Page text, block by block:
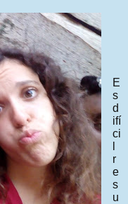
E
s
d
ifí
ci
r
e
s
u